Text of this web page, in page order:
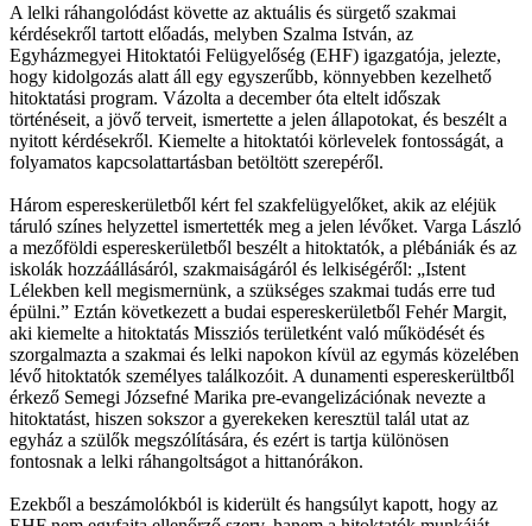
A lelki ráhangolódást követte az aktuális és sürgető szakmai
kérdésekről tartott előadás, melyben Szalma István, az
Egyházmegyei Hitoktatói Felügyelőség (EHF) igazgatója, jelezte,
hogy kidolgozás alatt áll egy egyszerűbb, könnyebben kezelhető
hitoktatási program. Vázolta a december óta eltelt időszak
történéseit, a jövő terveit, ismertette a jelen állapotokat, és beszélt a
nyitott kérdésekről. Kiemelte a hitoktatói körlevelek fontosságát, a
folyamatos kapcsolattartásban betöltött szerepéről.
Három espereskerületből kért fel szakfelügyelőket, akik az eléjük
táruló színes helyzettel ismertették meg a jelen lévőket. Varga László
a mezőföldi espereskerületből beszélt a hitoktatók, a plébániák és az
iskolák hozzáállásáról, szakmaiságáról és lelkiségéről: „Istent
Lélekben kell megismernünk, a szükséges szakmai tudás erre tud
épülni.” Eztán következett a budai espereskerületből Fehér Margit,
aki kiemelte a hitoktatás Missziós területként való működését és
szorgalmazta a szakmai és lelki napokon kívül az egymás közelében
lévő hitoktatók személyes találkozóit. A dunamenti espereskerültből
érkező Semegi Józsefné Marika pre-evangelizációnak nevezte a
hitoktatást, hiszen sokszor a gyerekeken keresztül talál utat az
egyház a szülők megszólítására, és ezért is tartja különösen
fontosnak a lelki ráhangoltságot a hittanórákon.
Ezekből a beszámolókból is kiderült és hangsúlyt kapott, hogy az